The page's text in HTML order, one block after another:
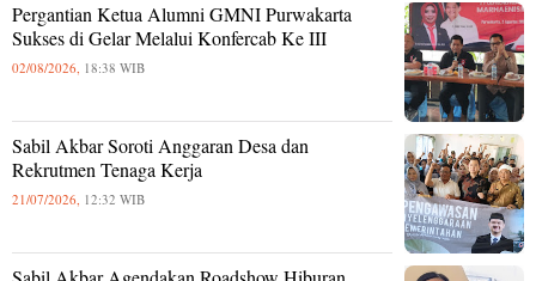
Pergantian Ketua Alumni GMNI Purwakarta
Sukses di Gelar Melalui Konfercab Ke III
02/08/2026, 18:38 WIB
Sabil Akbar Soroti Anggaran Desa dan
Rekrutmen Tenaga Kerja
21/07/2026, 12:32 WIB